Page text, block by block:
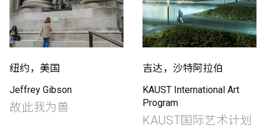
纽约，美国
Jeffrey Gibson
故此我为兽
吉达，沙特阿拉伯
KAUST International Art
Program
KAUST国际艺术计划